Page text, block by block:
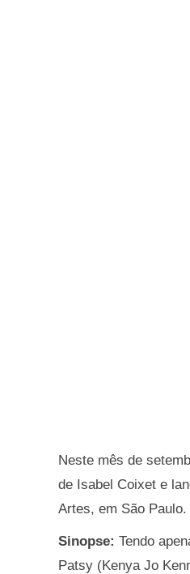
Neste mês de
de Isabel Coixet e
Artes, em São Paulo.
Sinopse: Tendo
Patsy (Kenya Jo